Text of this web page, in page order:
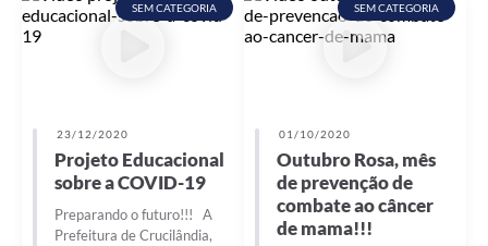
SEM CATEGORIA
23/12/2020
Projeto Educacional
sobre a COVID-19
Preparando o futuro!!! A
Prefeitura de Crucilândia,
SEM CATEGORIA
01/10/2020
Outubro Rosa, mês
de prevenção de
combate ao câncer
de mama!!!